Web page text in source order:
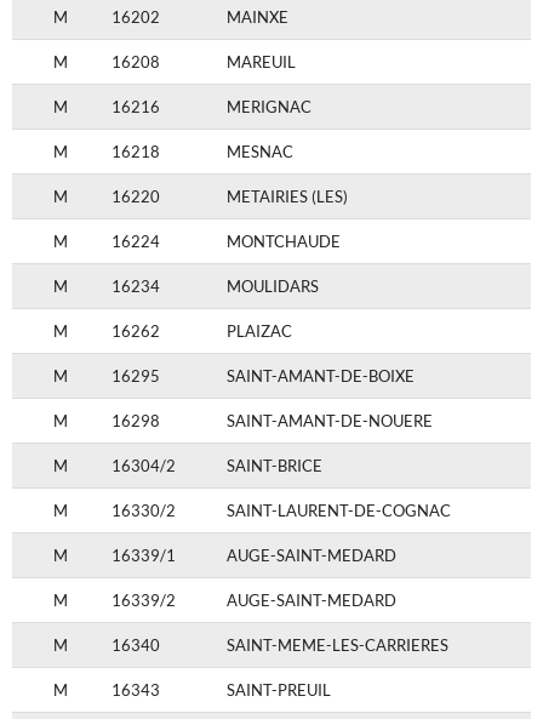
M 16202 MAINXE
M 16208 MAREUIL
M 16216 MERIGNAC
M 16218 MESNAC
M 16220 METAIRIES (LES)
M 16224 MONTCHAUDE
M 16234 MOULIDARS
M 16262 PLAIZAC
M 16295 SAINT-AMANT-DE-BOIXE
M 16298 SAINT-AMANT-DE-NOUERE
M 16304/2 SAINT-BRICE
M 16330/2 SAINT-LAURENT-DE-COGNAC
M 16339/1 AUGE-SAINT-MEDARD
M 16339/2 AUGE-SAINT-MEDARD
M 16340 SAINT-MEME-LES-CARRIERES
M 16343 SAINT-PREUIL